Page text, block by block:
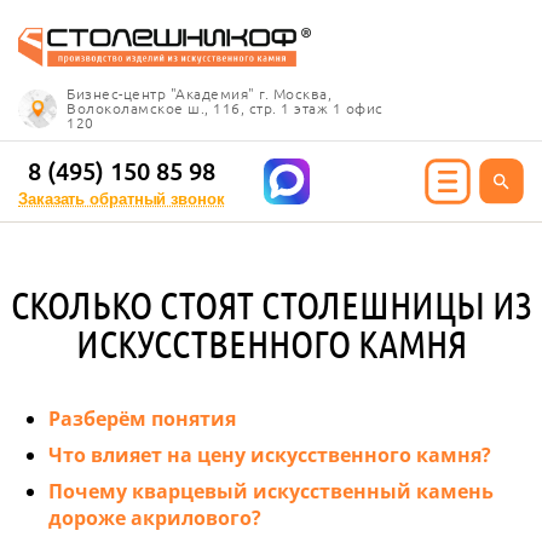
Бизнес-центр "Академия" г. Москва,
Волоколамское ш., 116, стр. 1 этаж 1 офис
120
8 (495) 150 85 98
Заказать обратный звонок
Info@stoleshnikof.ru
8 (495) 150 85 98
Заказать обратный
для кухни
столешницы
под мрамор
СКОЛЬКО СТОЯТ СТОЛЕШНИЦЫ ИЗ
ИСКУССТВЕННОГО КАМНЯ
Разберём понятия
Что влияет на цену искусственного камня?
Почему кварцевый искусственный камень
дороже акрилового?